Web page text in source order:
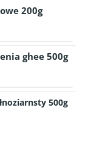
200g
ghee 500g
500g